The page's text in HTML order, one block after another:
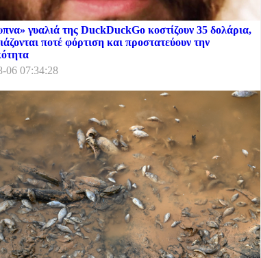
γυαλιά της DuckDuckGo κοστίζουν 35 δολάρια,
ποτέ φόρτιση και προστατεύουν την
06 07:34:28